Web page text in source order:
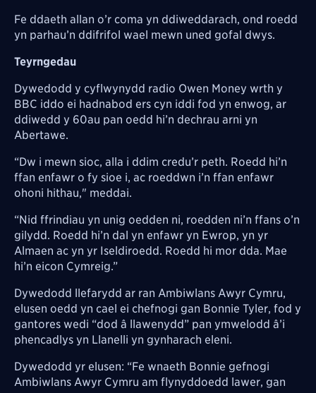
Fe ddaeth allan o’r coma yn ddiweddarach, ond roedd
yn parhau’n ddifrifol wael mewn uned gofal dwys.
Teyrngedau
Dywedodd y cyflwynydd radio Owen Money wrth y
BBC iddo ei hadnabod ers cyn iddi fod yn enwog, ar
ddiwedd y 60au pan oedd hi’n dechrau arni yn
Abertawe.
“Dw i mewn sioc, alla i ddim credu’r peth. Roedd hi’n
ffan enfawr o fy sioe i, ac roeddwn i’n ffan enfawr
ohoni hithau," meddai.
“Nid ffrindiau yn unig oedden ni, roedden ni’n ffans o’n
gilydd. Roedd hi’n dal yn enfawr yn Ewrop, yn yr
Almaen ac yn yr Iseldiroedd. Roedd hi mor dda. Mae
hi’n eicon Cymreig.”
Dywedodd llefarydd ar ran Ambiwlans Awyr Cymru,
elusen oedd yn cael ei chefnogi gan Bonnie Tyler, fod y
gantores wedi “dod â llawenydd” pan ymwelodd â’i
phencadlys yn Llanelli yn gynharach eleni.
Dywedodd yr elusen: “Fe wnaeth Bonnie gefnogi
Ambiwlans Awyr Cymru am flynyddoedd lawer, gan